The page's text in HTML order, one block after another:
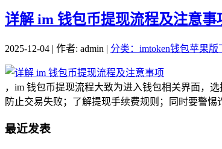
详解 im 钱包币提现流程及注意事
2025-12-04 | 作者: admin | 分类：imtoken钱包苹果版
，im 钱包币提现流程大致为进入钱包相关界面，
防止交易失败；了解提现手续费规则；同时要警
最近发表